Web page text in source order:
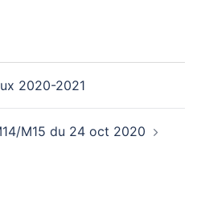
2020-2021
M15 du 24 oct 2020